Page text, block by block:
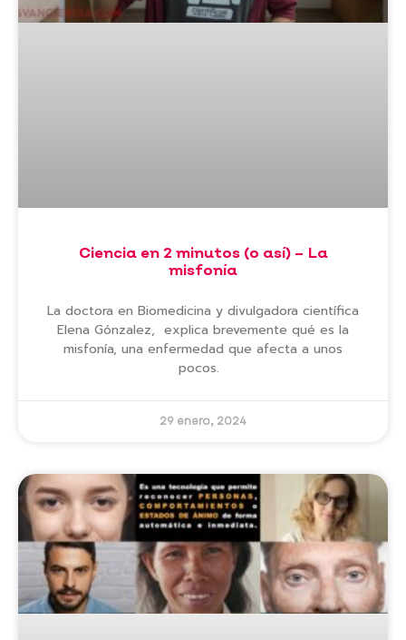
Ciencia en 2 minutos (o así) – La
misfonía
La doctora en Biomedicina y divulgadora científica
Elena Gónzalez, explica brevemente qué es la
misfonía, una enfermedad que afecta a unos
pocos.
29 enero, 2024